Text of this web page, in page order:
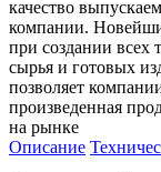
качество
компании.
при создании всех
сырья и готовых
позволяет
произведенная
на рынке
Описание